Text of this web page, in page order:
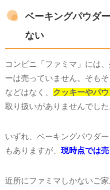
ベーキングパウダ
ない
コンビニ「ファミマ」には
ーは売っていません。そも
などはなく、 クッキーやパ
取り扱いがありませんでした
いずれ、ベーキングパウダ
もありますが、 現時点では
近所にファミマしかないご